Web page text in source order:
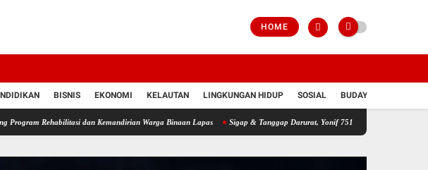
HOME
BISNIS EKONOMI KELAUTAN LINGKUNGAN HIDUP SOSIAL BUDAYA
dan Kemandirian Warga Binaan Lapas Sigap & Tanggap Darurat, Yonif 751/VJS Bantu Penanganan Warga